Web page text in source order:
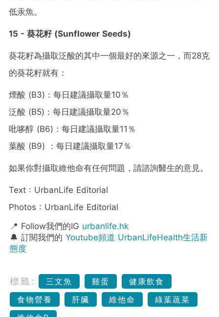
低汞魚。
15 - 葵花籽 (Sunflower Seeds)
葵花籽為攝取泛酸的其中一個最好的來源之一，而28克
的葵花籽就有：
煙酸 (B3)：每日建議攝取量10％
泛酸 (B5)：每日建議攝取量20％
吡哆醇 (B6)：每日建議攝取量11％
葉酸 (B9) ：每日建議攝取量17％
如果你對攝取維他命有任何問題，請諮詢醫生的意見。
Text : UrbanLife Editorial
Photos : UrbanLife Editorial
📍 Follow我們的IG urbanlife.hk
🔔 訂閱我們的 Youtube頻道 UrbanLifeHealth生活新
態度
標籤: 三文魚 雞蛋
健康飲食
食物營養
肝臟 維他命
綠葉蔬菜